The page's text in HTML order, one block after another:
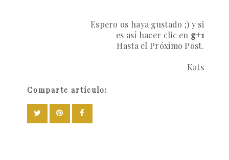
Espero os haya gustado ;) y si
es así hacer clic en g+1
Hasta el Próximo Post.
Kats
Comparte artículo: